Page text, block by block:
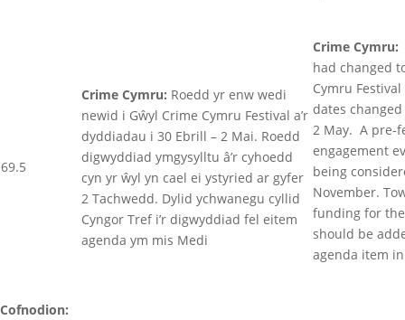
69.5
Crime Cymru: Roedd yr enw wedi
newid i Gŵyl Crime Cymru Festival a’r
dyddiadau i 30 Ebrill – 2 Mai. Roedd
digwyddiad ymgysylltu â’r cyhoedd
cyn yr ŵyl yn cael ei ystyried ar gyfer
2 Tachwedd. Dylid ychwanegu cyllid
Cyngor Tref i’r digwyddiad fel eitem
agenda ym mis Medi
Crime Cymru:
had changed
Cymru
dates
2 May. A pre-
engagement
being
November.
funding for
should be
agenda item
Cofnodion: